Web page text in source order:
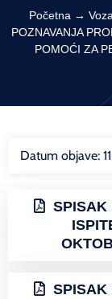
Početna →
POZNAVANJA
POMOĆI ZA
Datum objave:
SPISAK
SPISAK